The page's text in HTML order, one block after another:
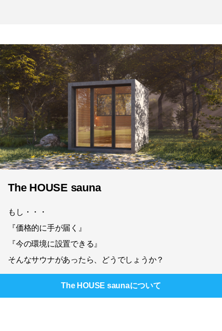
The HOUSE sauna
もし・・・
『価格的に手が届く』
『今の環境に設置できる』
そんなサウナがあったら、どうでしょうか？
The HOUSE saunaについて